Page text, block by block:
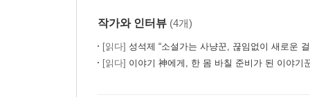
작가와 인터뷰 (4개)
[읽다] 성석제 “소설가는 사냥꾼, 끊임없이 새로운
[읽다] 이야기 神에게, 한 몸 바칠 준비가 된 이야기꾼의 ‘노가리’